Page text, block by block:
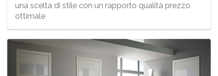
una scelta di stile con un rapporto qualità prezzo
ottimale